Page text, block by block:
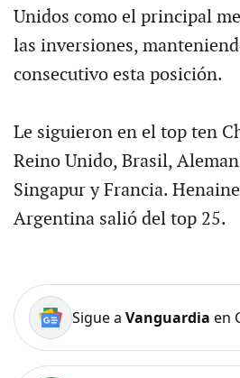
Unidos como el principal
las inversiones,
consecutivo esta posición.
Le siguieron en el top ten
Reino Unido, Brasil,
Singapur y Francia.
Argentina salió del top 25.
Sigue a Vanguardia en